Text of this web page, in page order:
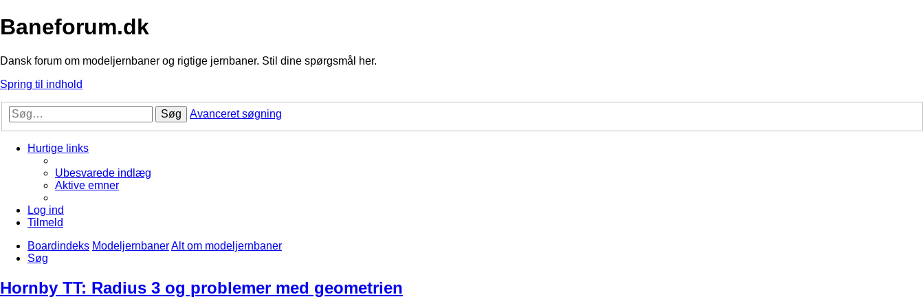
Baneforum.dk
Dansk forum om modeljernbaner og rigtige jernbaner. Stil dine spørgsmål her.
Spring til indhold
Søg Avanceret søgning
Hurtige links
Ubesvarede indlæg
Aktive emner
Log ind
Tilmeld
Boardindeks ModeljernbanerAlt om modeljernbaner
Søg
Hornby TT: Radius 3 og problemer med geometrien